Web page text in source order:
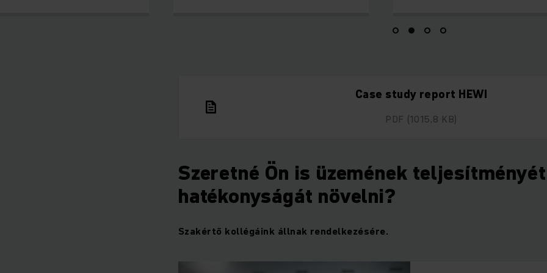
Case study report HEWI
PDF (1015,8 KB)
Szeretné Ön is üzemének
hatékonyságát növelni?
Szakértő kollégáink állnak rendelkezésére.